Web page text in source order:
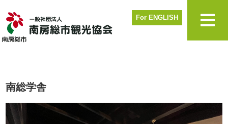
For ENGLISH
南総学舎